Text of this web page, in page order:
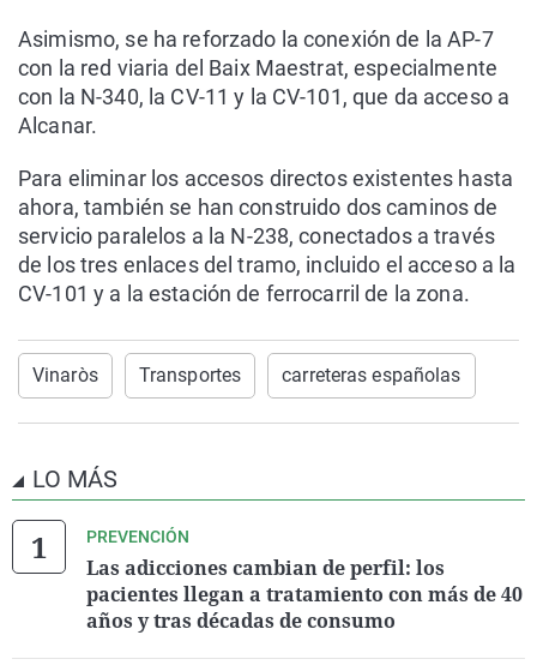
Asimismo, se ha reforzado la conexión de la AP-7
con la red viaria del Baix Maestrat, especialmente
con la N-340, la CV-11 y la CV-101, que da acceso a
Alcanar.
Para eliminar los accesos directos existentes hasta
ahora, también se han construido dos caminos de
servicio paralelos a la N-238, conectados a través
de los tres enlaces del tramo, incluido el acceso a la
CV-101 y a la estación de ferrocarril de la zona.
Vinaròs Transportes carreteras españolas
LO MÁS
PREVENCIÓN
Las adicciones cambian de perfil: los
pacientes llegan a tratamiento con más de 40
años y tras décadas de consumo